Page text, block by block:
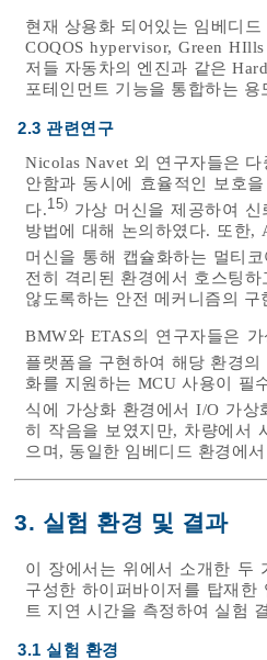
현재 상용화 되어있는 임베디
COQOS hypervisor, Green
저들 자동차의 엔진과 같은
포테인먼트 기능을 통합하는 용
2.3 관련연구
Nicolas Navet 외 연구자들은
안함과 동시에 효율적인 보호
다.15) 가상 머신을 제공하여
방법에 대해 논의하였다. 또한,
머신을 통해 캡슐화하는 멀티
전히 격리된 환경에서 호스팅
않도록하는 안전 메커니즘의 구
BMW와 ETAS의 연구자들은
플랫폼을 구현하여 해당 환경
화를 지원하는 MCU 사용이 필
식에 가상화 환경에서 I/O 가상
히 작음을 보였지만, 차량에서
으며, 동일한 임베디드 환경에
3. 실험 환경 및 결과
이 장에서는 위에서 소개한 두
구성한 하이퍼바이저를 탑재
트 지연 시간을 측정하여 실험
3.1 실험 환경